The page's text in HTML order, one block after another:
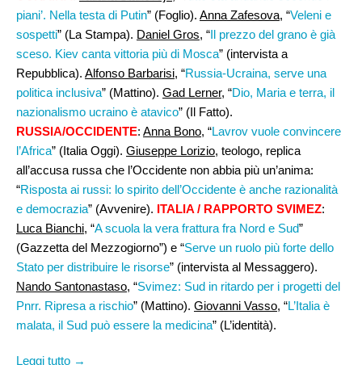
piani’. Nella testa di Putin” (Foglio). Anna Zafesova, “Veleni e
sospetti” (La Stampa). Daniel Gros, “Il prezzo del grano è già
sceso. Kiev canta vittoria più di Mosca” (intervista a
Repubblica). Alfonso Barbarisi, “Russia-Ucraina, serve una
politica inclusiva” (Mattino). Gad Lerner, “Dio, Maria e terra, il
nazionalismo ucraino è atavico” (Il Fatto).
RUSSIA/OCCIDENTE: Anna Bono, “Lavrov vuole convincere
l’Africa” (Italia Oggi). Giuseppe Lorizio, teologo, replica
all’accusa russa che l’Occidente non abbia più un’anima:
“Risposta ai russi: lo spirito dell’Occidente è anche razionalità
e democrazia” (Avvenire). ITALIA / RAPPORTO SVIMEZ:
Luca Bianchi, “A scuola la vera frattura fra Nord e Sud”
(Gazzetta del Mezzogiorno”) e “Serve un ruolo più forte dello
Stato per distribuire le risorse” (intervista al Messaggero).
Nando Santonastaso, “Svimez: Sud in ritardo per i progetti del
Pnrr. Ripresa a rischio” (Mattino). Giovanni Vasso, “L’Italia è
malata, il Sud può essere la medicina” (L’identità).
Leggi tutto →